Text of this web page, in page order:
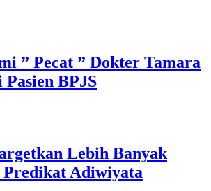
” Pecat ” Dokter Tamara
BPJS
Lebih Banyak
Predikat Adiwiyata